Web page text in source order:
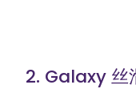
2. Galaxy 丝